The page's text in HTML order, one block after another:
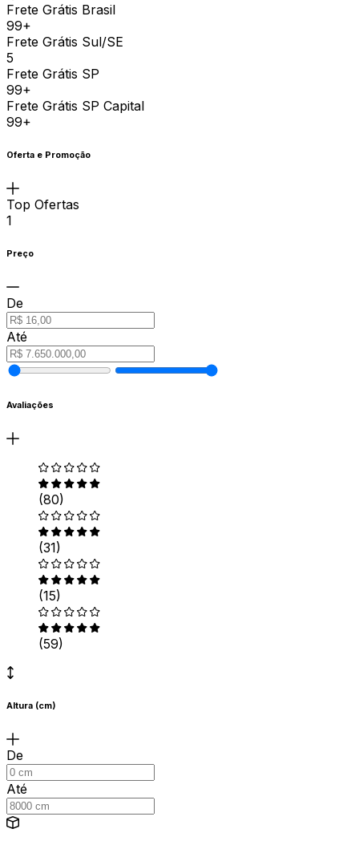
Frete Grátis Brasil
99+
Frete Grátis Sul/SE
5
Frete Grátis SP
99+
Frete Grátis SP Capital
99+
Oferta e Promoção
Top Ofertas
1
Preço
De
Até
Avaliações
(80)
(31)
(15)
(59)
Altura (cm)
De
Até